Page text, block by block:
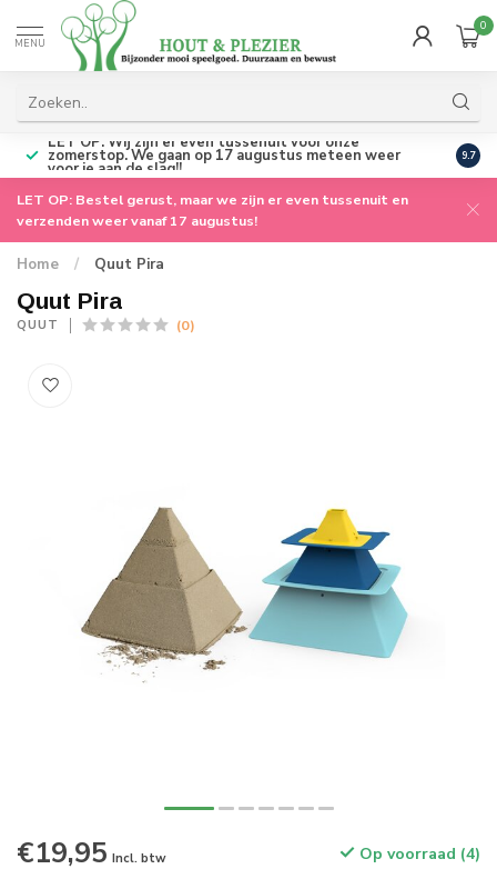
MENU
0
er even tussenuit voor onze
gaan op 17 augustus meteen weer Persoonlijke service 9.7
LET OP: Bestel gerust, maar we zijn er even tussenuit en
verzenden weer vanaf 17 augustus!
Home / Quut Pira
Quut Pira
QUUT (0)
€19,95 Incl. btw Op voorraad (4)